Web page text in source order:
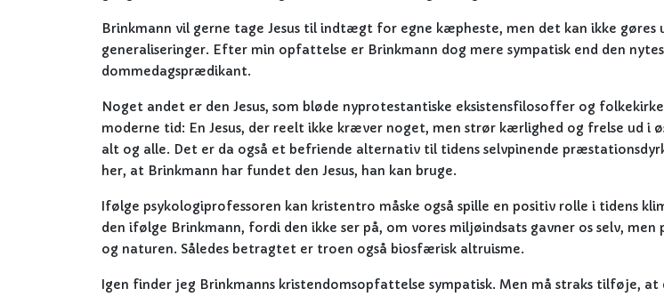
Brinkmann vil gerne tage Jesus til indtægt for egne kæpheste, men det kan ikke gøres
generaliseringer. Efter min opfattelse er Brinkmann dog mere sympatisk end den
dommedagsprædikant.
Noget andet er den Jesus, som bløde nyprotestantiske eksistensfilosoffer og
moderne tid: En Jesus, der reelt ikke kræver noget, men strør kærlighed og frelse ud i
alt og alle. Det er da også et befriende alternativ til tidens selvpinende
her, at Brinkmann har fundet den Jesus, han kan bruge.
Ifølge psykologiprofessoren kan kristentro måske også spille en positiv rolle i tidens
den ifølge Brinkmann, fordi den ikke ser på, om vores miljøindsats gavner os selv, men
og naturen. Således betragtet er troen også biosfærisk altruisme.
Igen finder jeg Brinkmanns kristendomsopfattelse sympatisk. Men må straks tilføje,